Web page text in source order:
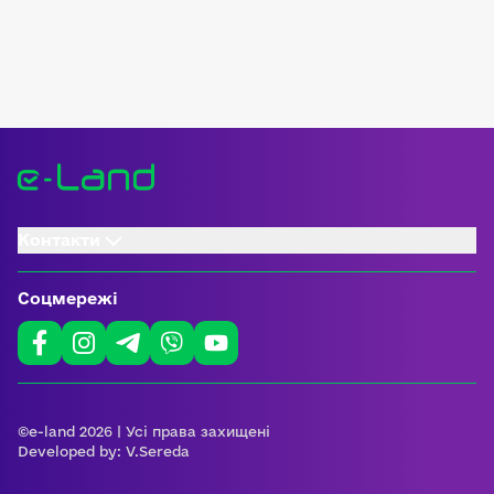
Соцмережі
©e-land 2026 | Усі права захищені
Developed by: V.Sereda